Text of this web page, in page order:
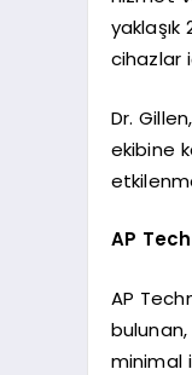
cihazlar
Dr.
ekibine
AP
AP
minimal